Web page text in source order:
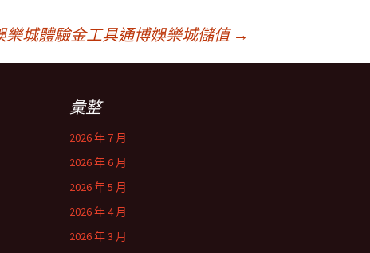
樂城體驗金工具通博娛樂城儲值 →
彙整
2026 年 7 月
2026 年 6 月
2026 年 5 月
2026 年 4 月
2026 年 3 月